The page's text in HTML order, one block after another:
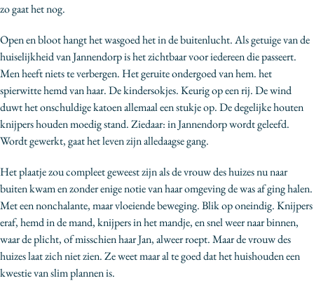
zo gaat het nog.
Open en bloot hangt het wasgoed het in de buitenlucht. Als getuige van de
huiselijkheid van Jannendorp is het zichtbaar voor iedereen die passeert.
Men heeft niets te verbergen. Het geruite ondergoed van hem. het
spierwitte hemd van haar. De kindersokjes. Keurig op een rij. De wind
duwt het onschuldige katoen allemaal een stukje op. De degelijke houten
knijpers houden moedig stand. Ziedaar: in Jannendorp wordt geleefd.
Wordt gewerkt, gaat het leven zijn alledaagse gang.
Het plaatje zou compleet geweest zijn als de vrouw des huizes nu naar
buiten kwam en zonder enige notie van haar omgeving de was af ging halen.
Met een nonchalante, maar vloeiende beweging. Blik op oneindig. Knijpers
eraf, hemd in de mand, knijpers in het mandje, en snel weer naar binnen,
waar de plicht, of misschien haar Jan, alweer roept. Maar de vrouw des
huizes laat zich niet zien. Ze weet maar al te goed dat het huishouden een
kwestie van slim plannen is.